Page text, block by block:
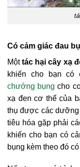
Có cảm giác đau
Mộttác hại cây xạ
khiến cho bạn có
chướng bụng cho
xạ đen cơ thể của
thụ được các dưỡng
tiêu hóa gặp phải
khiến cho bạn có
bụng kèm theo đó